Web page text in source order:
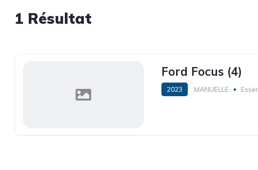
1 Résultat
Ford Focus (4)
2023 MANUELLE